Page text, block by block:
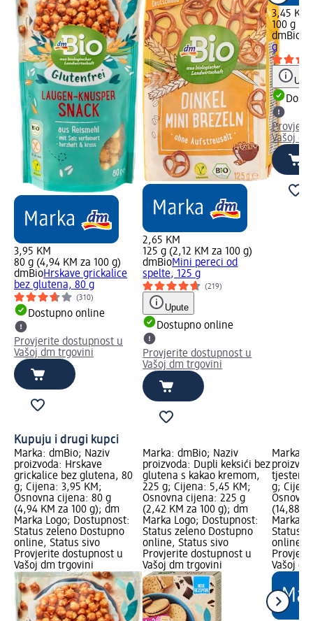
3,95 KM
80 g (4,94 KM za 100 g)
dmBioHrskave grickalice
bez glutena, 80 g
(310)
Dostupno online
Provjerite dostupnost u
Vašoj dm trgovini
2,65 KM
125 g (2,12 KM za 100 g)
dmBioMini pereci od
spelte, 125 g
(219)
Upute
Dostupno online
Provjerite dostupnost u
Vašoj dm trgovini
3,45 KM
100 g
dmBio
g
Vašoj
Kupuju i drugi kupci
Marka: dmBio; Naziv
proizvoda: Hrskave
grickalice bez glutena, 80
g; Cijena: 3,95 KM;
Osnovna cijena: 80 g
(4,94 KM za 100 g); dm
Marka Logo; Dostupnost:
Status zeleno Dostupno
online, Status sivo
Provjerite dostupnost u
Vašoj dm trgovini
Marka: dmBio; Naziv
proizvoda: Dupli keksići bez
glutena s kakao kremom,
225 g; Cijena: 5,45 KM;
Osnovna cijena: 225 g
(2,42 KM za 100 g); dm
Marka Logo; Dostupnost:
Status zeleno Dostupno
online, Status sivo
Provjerite dostupnost u
Vašoj dm trgovini
Marka:
g;
(14,88
Marka
Status
online,
Vašoj